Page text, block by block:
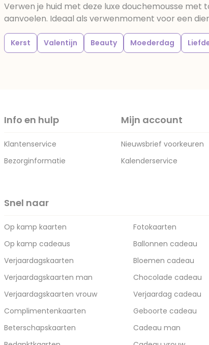
Verwen je huid met deze luxe douchemousse
aanvoelen. Ideaal als verwenmoment voor een
Kerst Valentijn Beauty Moederdag
Info en hulp
Klantenservice
Bezorginformatie
Mijn account
Nieuwsbrief voorkeuren
Kalenderservice
Snel naar
Op kamp kaarten
Op kamp cadeaus
Verjaardagskaarten
Verjaardagskaarten man
Verjaardagskaarten vrouw
Complimentenkaarten
Beterschapskaarten
Fotokaarten
Ballonnen cadeau
Bloemen cadeau
Chocolade cadeau
Verjaardag cadeau
Geboorte cadeau
Cadeau man